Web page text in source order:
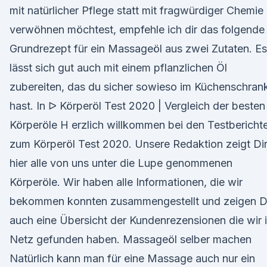
mit natürlicher Pflege statt mit fragwürdiger Chemie
verwöhnen möchtest, empfehle ich dir das folgende
Grundrezept für ein Massageöl aus zwei Zutaten. Es
lässt sich gut auch mit einem pflanzlichen Öl
zubereiten, das du sicher sowieso im
hast. In ᐅ Körperöl Test 2020 | Vergleich der besten
Körperöle H erzlich willkommen bei den
zum Körperöl Test 2020. Unsere Redaktion zeigt Dir
hier alle von uns unter die Lupe genommenen
Körperöle. Wir haben alle Informationen, die wir
bekommen konnten zusammengestellt und zeigen
auch eine Übersicht der Kundenrezensionen die wir
Netz gefunden haben. Massageöl selber machen
Natürlich kann man für eine Massage auch nur ein